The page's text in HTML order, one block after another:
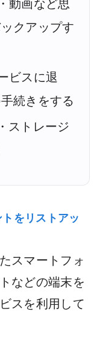
動画など思
クアップす
ビスに退
続きをする
ストレージ
をリストアッ
スマートフォ
などの端末を
スを利用して